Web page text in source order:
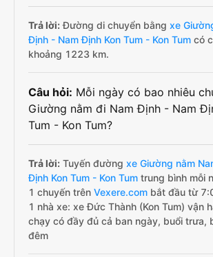
Trả lời:Đường di chuyển bằng xe
Định - Nam Định Kon Tum - Kon Tum có
khoảng 1223 km.
Câu hỏi: Mỗi ngày có bao nhiêu
Giường nằm đi Nam Định - Nam
Tum - Kon Tum?
Trả lời: Tuyến đường xe Giường nằm
Định Kon Tum - Kon Tum trung bình mỗi
1 chuyến trên Vexere.com bắt đầu từ
1 nhà xe: xe Đức Thành (Kon Tum) vận
chạy có đầy đủ cả ban ngày, buổi trưa,
đêm